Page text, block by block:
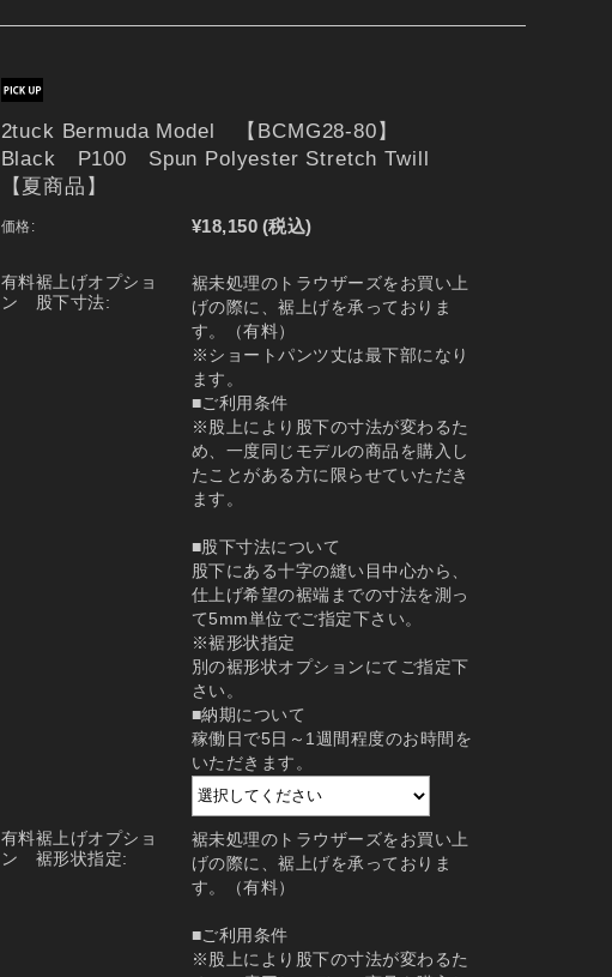
2tuck Bermuda Model 【BCMG28-80】
Black P100 Spun Polyester Stretch Twill
【夏商品】
価格: ¥18,150 (税込)
有料裾上げオプショ
ン 股下寸法:
裾未処理のトラウザーズをお買い上
げの際に、裾上げを承っておりま
す。（有料）
※ショートパンツ丈は最下部になり
ます。
■ご利用条件
※股上により股下の寸法が変わるた
め、一度同じモデルの商品を購入し
たことがある方に限らせていただき
ます。
■股下寸法について
股下にある十字の縫い目中心から、
仕上げ希望の裾端までの寸法を測っ
て5mm単位でご指定下さい。
※裾形状指定
別の裾形状オプションにてご指定下
さい。
■納期について
稼働日で5日～1週間程度のお時間を
いただきます。
有料裾上げオプショ
ン 裾形状指定:
裾未処理のトラウザーズをお買い上
げの際に、裾上げを承っておりま
す。（有料）
■ご利用条件
※股上により股下の寸法が変わるた